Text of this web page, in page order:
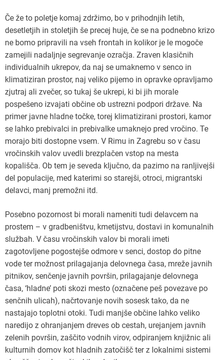
Če že to poletje komaj zdržimo, bo v prihodnjih letih,
desetletjih in stoletjih še precej huje, če se na podnebno krizo
ne bomo pripravili na vseh frontah in kolikor je le mogoče
zamejili nadaljnje segrevanje ozračja. Zraven klasičnih
individualnih ukrepov, da naj se umaknemo v senco in
klimatiziran prostor, naj veliko pijemo in opravke opravljamo
zjutraj ali zvečer, so tukaj še ukrepi, ki bi jih morale
pospešeno izvajati občine ob ustrezni podpori države. Na
primer javne hladne točke, torej klimatizirani prostori, kamor
se lahko prebivalci in prebivalke umaknejo pred vročino. Te
morajo biti dostopne vsem. V Rimu in Zagrebu so v času
vročinskih valov uvedli brezplačen vstop na mesta
kopališča. Ob tem je seveda ključno, da pazimo na ranljivejši
del populacije, med katerimi so starejši, otroci, migrantski
delavci, manj premožni itd.
Posebno pozornost bi morali nameniti tudi delavcem na
prostem – v gradbeništvu, kmetijstvu, dostavi in komunalnih
službah. V času vročinskih valov bi morali imeti
zagotovljene pogostejše odmore v senci, dostop do pitne
vode ter možnost prilagajanja delovnega časa, mreže javnih
pitnikov, senčenje javnih površin, prilagajanje delovnega
časa, ‘hladne’ poti skozi mesto (označene peš povezave po
senčnih ulicah), načrtovanje novih sosesk tako, da ne
nastajajo toplotni otoki. Tudi manjše občine lahko veliko
naredijo z ohranjanjem dreves ob cestah, urejanjem javnih
zelenih površin, zaščito vodnih virov, odpiranjem knjižnic ali
kulturnih domov kot hladnih zatočišč ter z lokalnimi sistemi